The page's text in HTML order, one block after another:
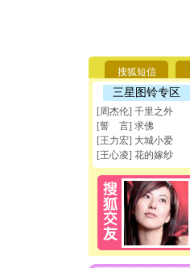
搜狐短信
三星图铃专区
[周杰伦] 千里之外
[誓 言] 求佛
[王力宏] 大城小爱
[王心凌] 花的嫁纱